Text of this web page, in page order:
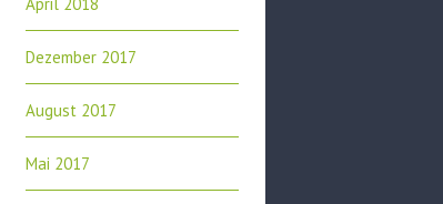
Dezember 2017
August 2017
Mai 2017